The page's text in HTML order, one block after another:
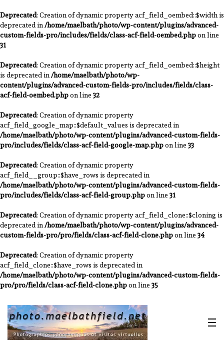
Deprecated: Creation of dynamic property acf_field_oembed::$width is
deprecated in/home/maelbath/photo/wp-content/plugins/advanced-
custom-fields-pro/includes/fields/class-acf-field-oembed.phpon line
31
Deprecated: Creation of dynamic property acf_field_oembed::$height
is deprecated in/home/maelbath/photo/wp-
content/plugins/advanced-custom-fields-pro/includes/fields/class-
acf-field-oembed.phpon line32
Deprecated: Creation of dynamic property
acf_field_google_map::$default_values is deprecated in
/home/maelbath/photo/wp-content/plugins/advanced-custom-fields-
pro/includes/fields/class-acf-field-google-map.phpon line33
Deprecated: Creation of dynamic property
acf_field__group::$have_rows is deprecated in
/home/maelbath/photo/wp-content/plugins/advanced-custom-fields-
pro/includes/fields/class-acf-field-group.phpon line31
Deprecated: Creation of dynamic property acf_field_clone::$cloning is
deprecated in/home/maelbath/photo/wp-content/plugins/advanced-
custom-fields-pro/pro/fields/class-acf-field-clone.phpon line34
Deprecated: Creation of dynamic property
acf_field_clone::$have_rows is deprecated in
/home/maelbath/photo/wp-content/plugins/advanced-custom-fields-
pro/pro/fields/class-acf-field-clone.phpon line35